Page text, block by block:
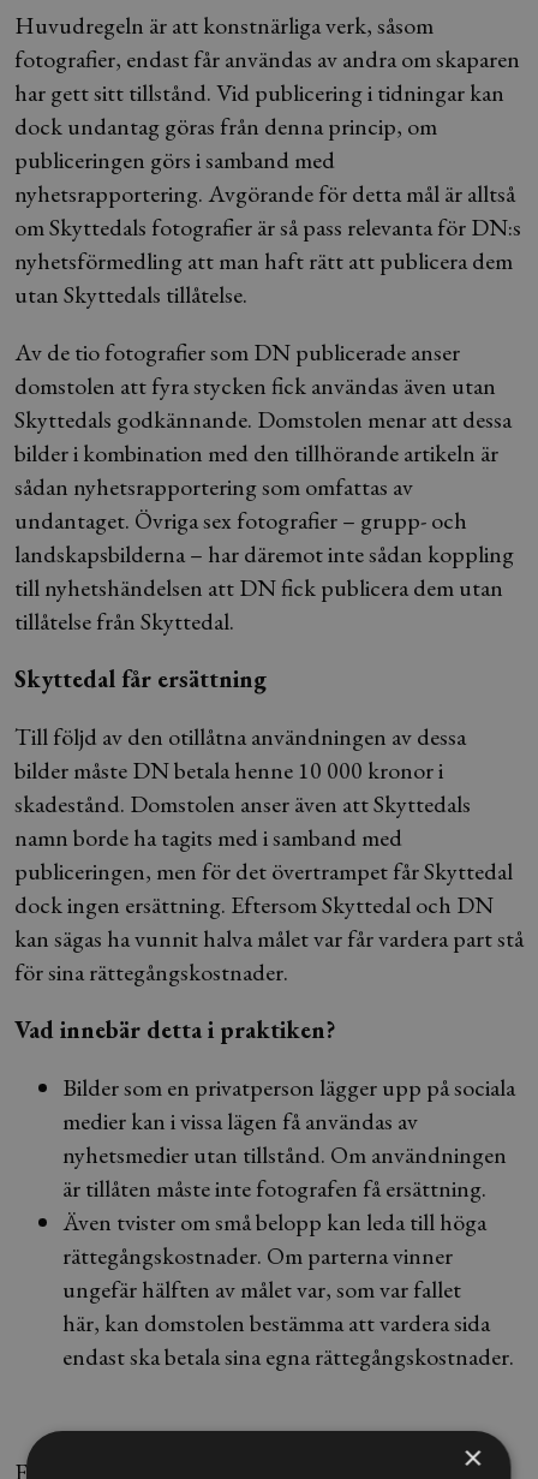
Huvudregeln är att konstnärliga verk, såsom
fotografier, endast får användas av andra om skaparen
har gett sitt tillstånd. Vid publicering i tidningar kan
dock undantag göras från denna princip, om
publiceringen görs i samband med
nyhetsrapportering. Avgörande för detta mål är alltså
om Skyttedals fotografier är så pass relevanta för DN:s
nyhetsförmedling att man haft rätt att publicera dem
utan Skyttedals tillåtelse.
Av de tio fotografier som DN publicerade anser
domstolen att fyra stycken fick användas även utan
Skyttedals godkännande. Domstolen menar att dessa
bilder i kombination med den tillhörande artikeln är
sådan nyhetsrapportering som omfattas av
undantaget. Övriga sex fotografier – grupp- och
landskapsbilderna – har däremot inte sådan koppling
till nyhetshändelsen att DN fick publicera dem utan
tillåtelse från Skyttedal.
Skyttedal får ersättning
Till följd av den otillåtna användningen av dessa
bilder måste DN betala henne 10 000 kronor i
skadestånd. Domstolen anser även att Skyttedals
namn borde ha tagits med i samband med
publiceringen, men för det övertrampet får Skyttedal
dock ingen ersättning. Eftersom Skyttedal och DN
kan sägas ha vunnit halva målet var får vardera part stå
för sina rättegångskostnader.
Vad innebär detta i praktiken?
Bilder som en privatperson lägger upp på sociala
medier kan i vissa lägen få användas av
nyhetsmedier utan tillstånd. Om användningen
är tillåten måste inte fotografen få ersättning.
Även tvister om små belopp kan leda till höga
rättegångskostnader. Om parterna vinner
ungefär hälften av målet var, som var fallet
här, kan domstolen bestämma att vardera sida
endast ska betala sina egna rättegångskostnader.
Foto: Henrik Montgomery/TT ×